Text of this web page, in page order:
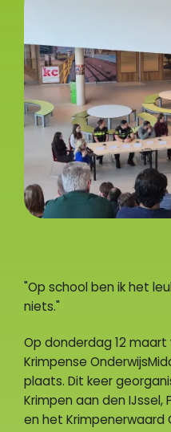
"Op school ben ik het
niets."
Op donderdag 12
Krimpense
plaats. Dit keer
Krimpen aan den
en het Krimpenerwaard